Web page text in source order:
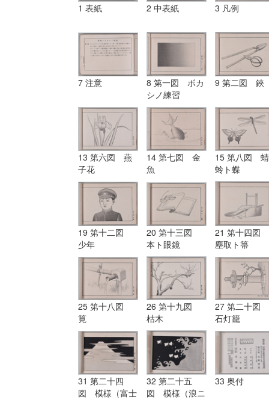
1 表紙 2 中表紙 3 凡例
7 注意
8 第一図 ボカ
シノ練習
9 第二図 鋏
13 第六図 燕
子花
14 第七図 金
魚
15 第八図 蜻
蛉ト蝶
19 第十二図
少年
20 第十三図
本ト眼鏡
21 第十四図
塵取ト箒
25 第十八図
筧
26 第十九図
枯木
27 第二十図
石灯籠
31 第二十四
図 模様（富士
32 第二十五
図 模様（浪ニ
33 奥付